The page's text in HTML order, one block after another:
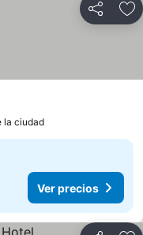
Compartir
la ciudad
Ver precios